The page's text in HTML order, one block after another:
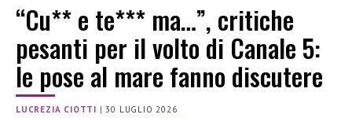
“Cu** e te*** ma…”, critiche
pesanti per il volto di Canale 5:
le pose al mare fanno discutere
LUCREZIA CIOTTI |30 LUGLIO 2026